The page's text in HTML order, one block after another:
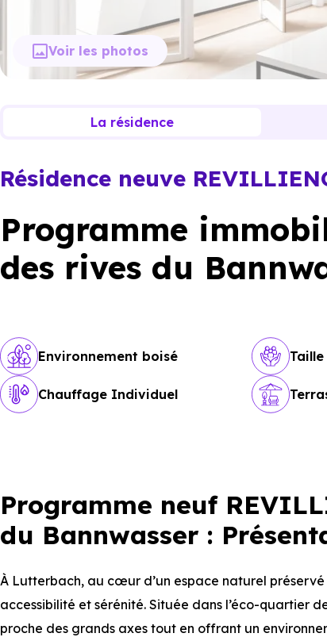
Voir les photos
Résidence neuve
Programme
des rives du
Environnement boisé
Chauffage Individuel
La résidence
Programme neuf
du Bannwasser :
À Lutterbach, au cœur d’un espace naturel préservé
accessibilité et sérénité. Située dans l’éco-quartier
proche des grands axes tout en offrant un